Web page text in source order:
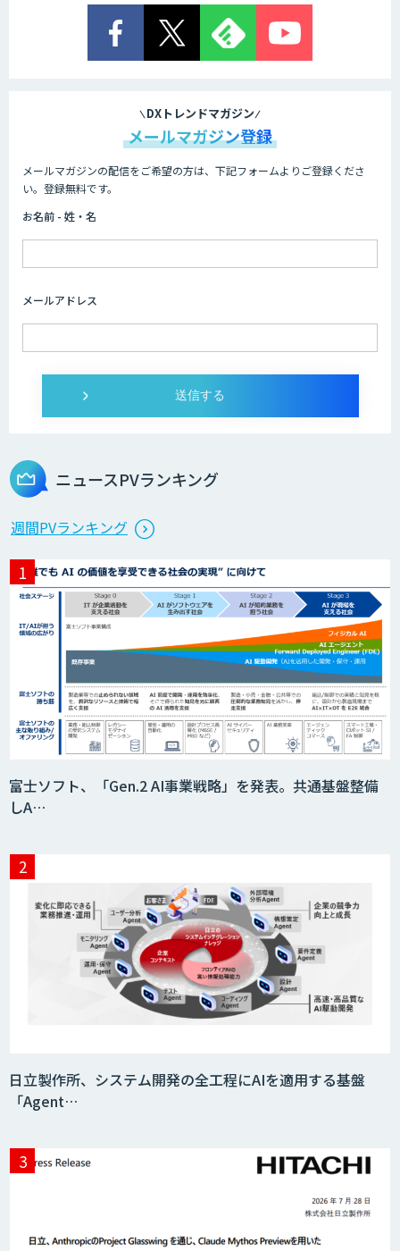
STORM Platform
AIコール
imprai ezKotae
Microcosm×AIエンジニアでオンプレミ
スのAI導入支援サービス
生成AI活用 1day ブートキャンプ
データ分析エージェント
ービス
SaaS・サブスク向け収益管理プラット
フォーム「ソアスク」
DXトレンドマガジン
メールマガジン登録
メールマガジンの配信をご希望の方は、下記フォームよりご登録くださ
い。登録無料です。
お名前 - 姓・名
メールアドレス
ニュースPVランキング
週間PVランキング
富士ソフト、「Gen.2 AI事業戦略」を発表。共通基盤整備
しA…
日立製作所、システム開発の全工程にAIを適用する基盤
「Agent…